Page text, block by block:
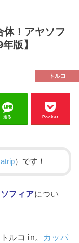
体！アヤソフ
版】
トルコ
送る Pocket
）です！
フィアについ
ルコ in。
カッパ